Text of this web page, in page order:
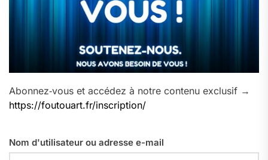
Abonnez‑vous et accédez à notre contenu exclusif →
https://foutouart.fr/inscription/
Nom d'utilisateur ou adresse e-mail